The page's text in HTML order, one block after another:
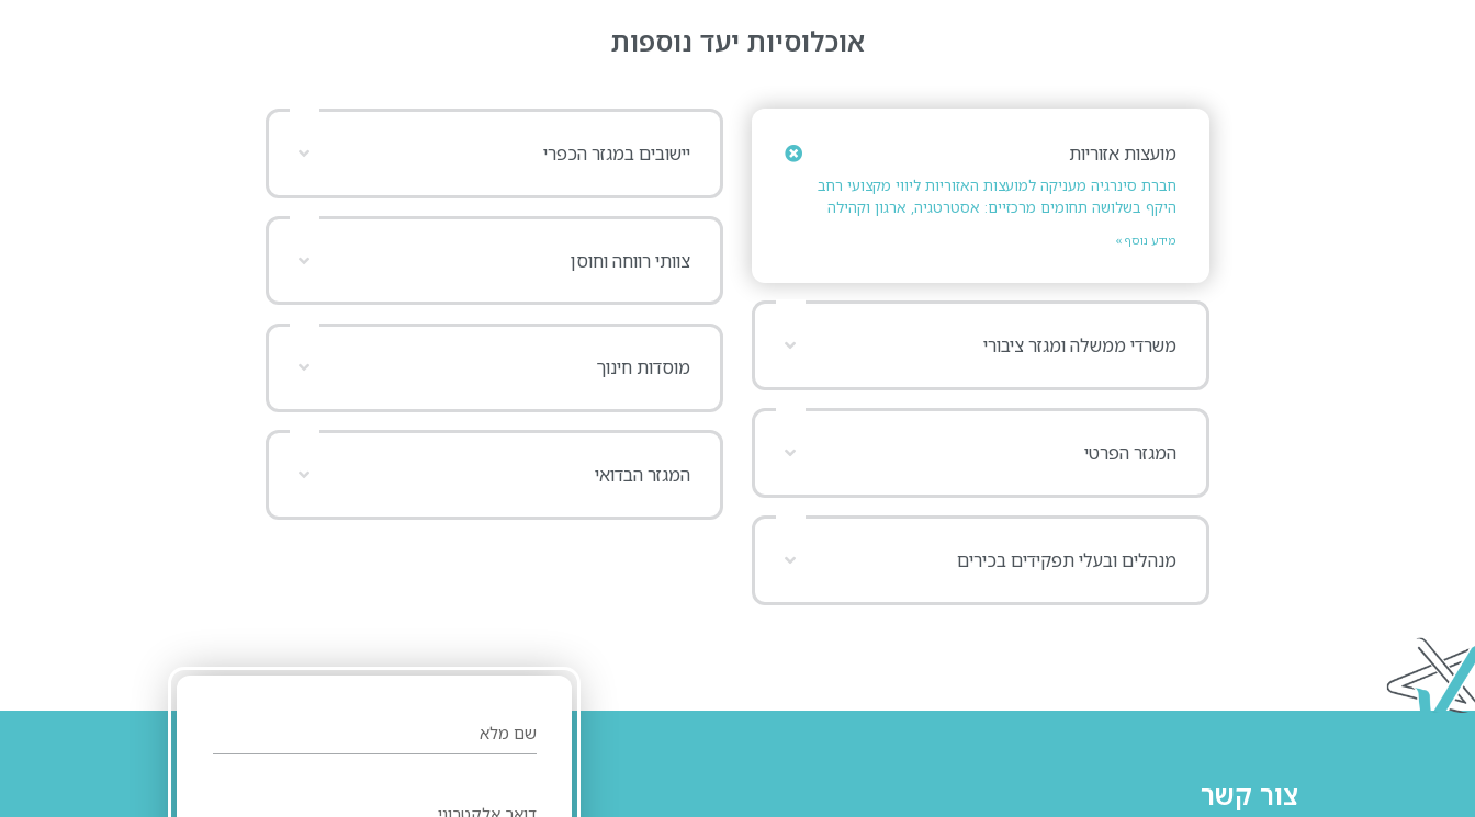
אוכלוסיות יעד נוספות
מועצות אזוריות
חברת סינרגיה מעניקה למועצות האזוריות ליווי מקצועי רחב
היקף בשלושה תחומים מרכזיים: אסטרטגיה, ארגון וקהילה
מידע נוסף »
משרדי ממשלה ומגזר ציבורי
המגזר הפרטי
מנהלים ובעלי תפקידים בכירים
יישובים במגזר הכפרי
צוותי רווחה וחוסן
מוסדות חינוך
המגזר הבדואי
צור קשר